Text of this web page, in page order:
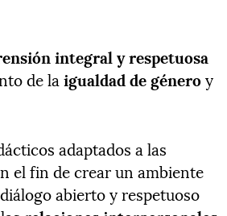
integral y respetuosa
de laigualdad de géneroy
adaptados a las
el fin de crear un ambiente
abierto y respetuoso